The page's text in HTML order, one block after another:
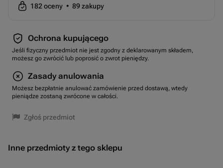
182 oceny • 89zakupy
Ochrona kupującego
Jeśli fizyczny przedmiot nie jest zgodny z deklarowanym składem,
możesz go zwrócić lub poprosić o zwrot pieniędzy.
Zasady anulowania
Możesz bezpłatnie anulować zamówienie przed dostawą, wtedy
pieniądze zostaną zwrócone w całości.
Zgłoś przedmiot
Inne przedmioty z tego sklepu